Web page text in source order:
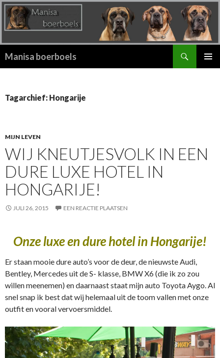
Manisa boerboels
Tagarchief: Hongarije
MIJN LEVEN
WIJ KNEUTJESVOLK IN EEN
DURE LUXE HOTEL IN
HONGARIJE!
JULI 26, 2015 EEN REACTIE PLAATSEN
Onze luxe en dure hotel in Hongarije!
Er staan mooie dure auto’s voor de deur, de nieuwste Audi,
Bentley, Mercedes uit de S- klasse, BMW X6 (die ik zo zou
willen meenemen) en daarnaast staat mijn auto Toyota Aygo. Al
snel snap ik best dat wij helemaal uit de toom vallen met onze
outfit en vooral vervoersmiddel.